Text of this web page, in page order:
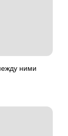
ними